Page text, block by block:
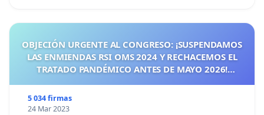
OBJECIÓN URGENTE AL CONGRESO: ¡SUSPENDAMOS
LAS ENMIENDAS RSI OMS 2024 Y RECHACEMOS EL
TRATADO PANDÉMICO ANTES DE MAYO 2026!
5 034 firmas
24 Mar 2023